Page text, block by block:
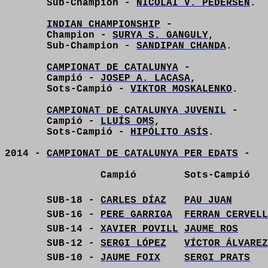
Sub-Champion - NICOLAI V. PEDERSEN .
INDIAN CHAMPIONSHIP -
Champion - SURYA S. GANGULY,
Sub-Champion - SANDIPAN CHANDA.
CAMPIONAT DE CATALUNYA -
Campió - JOSEP A. LACASA,
Sots-Campió - VIKTOR MOSKALENKO .
CAMPIONAT DE CATALUNYA JUVENIL -
Campió - LLUÍS OMS,
Sots-Campió - HIPÓLITO ASÍS .
2014 - CAMPIONAT DE CATALUNYA PER EDATS -
Campió
Sots-Campió
SUB-18 - CARLES DÍAZ
PAU JUAN
SUB-16 - PERE GARRIGA
FERRAN
SUB-14 - XAVIER POVILL
JAUME ROS
SUB-12 - SERGI LÓPEZ
VÍCTOR ÁLVAREZ
SUB-10 - JAUME FOIX SERGI PRATS